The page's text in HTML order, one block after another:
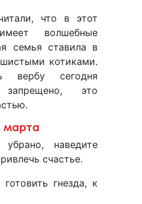
что в этот
волшебные
семья ставила в
котиками.
вербу сегодня
запрещено, это
марта
наведите
счастье.
гнезда, к